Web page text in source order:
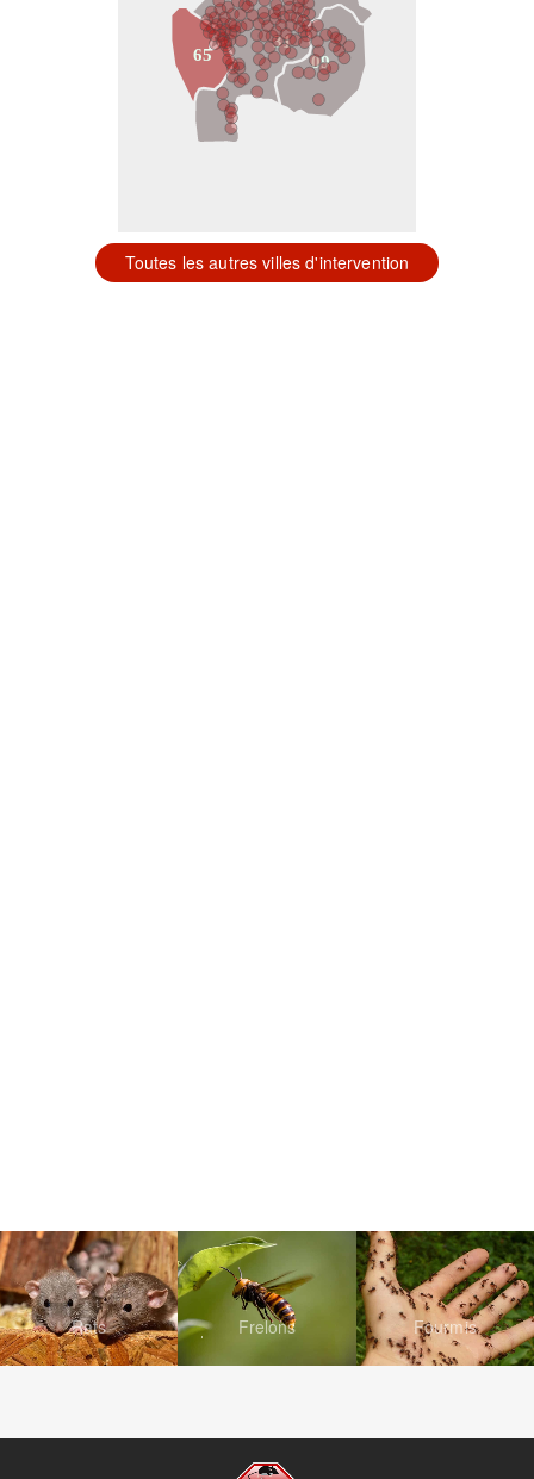
31
09
65
Toutes les autres villes d'intervention
Rats Frelons Fourmis